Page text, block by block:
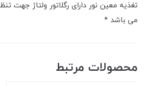
تغذیه معین نور دارای رگلاتور ولتاژ جهت
می باشد *
محصولات مرتبط